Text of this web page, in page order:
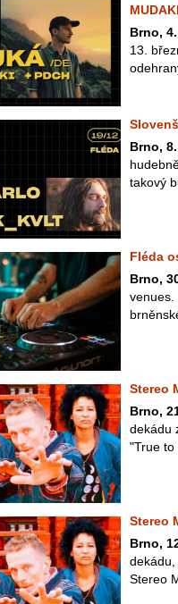
Brno,
13.
Brno,
takový
Fléda
Brno,
venues.
Stereo
Brno,
dekádu
"True to
Stereo
Brno,
Stereo